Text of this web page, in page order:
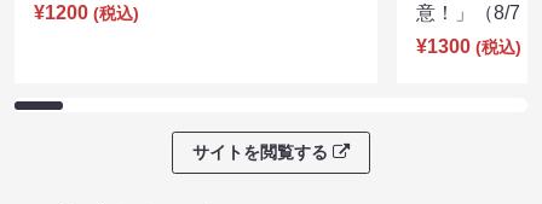
¥1200 (税込)
意！」（8/7
¥1300 (税込)
サイトを閲覧する